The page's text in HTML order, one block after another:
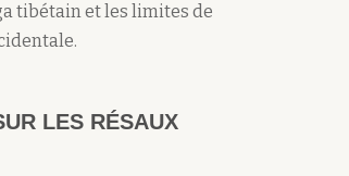
tibétain et les limites de
LES RÉSAUX